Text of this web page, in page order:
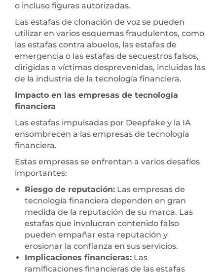
o incluso figuras autorizadas.
Las estafas de clonación de voz se pueden
utilizar en varios esquemas fraudulentos, como
las estafas contra abuelos, las estafas de
emergencia o las estafas de secuestros falsos,
dirigidas a víctimas desprevenidas, incluidas las
de la industria de la tecnología financiera.
Impacto en las empresas de tecnología
financiera
Las estafas impulsadas por Deepfake y la IA
ensombrecen a las empresas de tecnología
financiera.
Estas empresas se enfrentan a varios desafíos
importantes:
Riesgo de reputación: Las empresas de
tecnología financiera dependen en gran
medida de la reputación de su marca. Las
estafas que involucran contenido falso
pueden empañar esta reputación y
erosionar la confianza en sus servicios.
Implicaciones financieras: Las
ramificaciones financieras de las estafas